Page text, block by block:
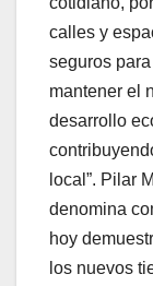
calles y
seguros
mantener el
desarrollo
local”. Pilar
denomina
hoy
los nuevos